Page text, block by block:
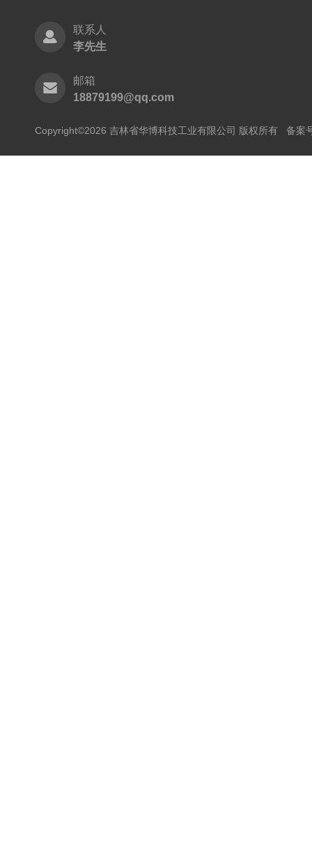
联系人
李先生
邮箱
18879199@qq.com
Copyright©2026 吉林省华博科技工业有限公司 版权所有 备案